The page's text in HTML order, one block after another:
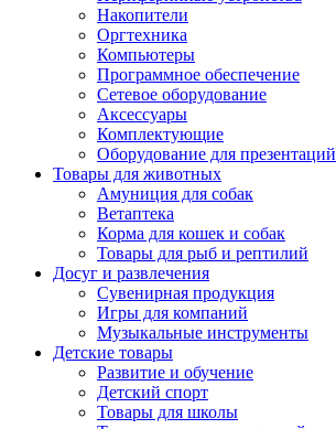
Накопители
Оргтехника
Компьютеры
Программное обеспечение
Сетевое оборудование
Аксессуары
Комплектующие
Оборудование для презентаций
Товары для животных
Амуниция для собак
Ветаптека
Корма для кошек и собак
Товары для рыб и рептилий
Досуг и развлечения
Сувенирная продукция
Игры для компаний
Музыкальные инструменты
Детские товары
Развитие и обучение
Детский спорт
Товары для школы